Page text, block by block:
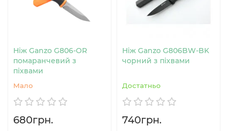
Ніж Ganzo G806-OR
помаранчевий з
піхвами
Мало
680грн.
Ніж Ganzo G806BW-BK
чорний з піхвами
Достатньо
740грн.